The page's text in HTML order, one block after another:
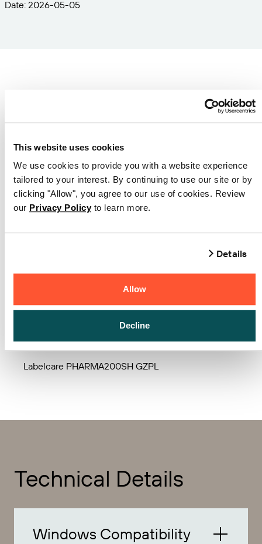
This website uses cookies
We use cookies to provide you with a website experience
tailored to your interest. By continuing to use our site or by
clicking "Allow", you agree to our use of cookies. Review
our Privacy Policyto learn more.
Details
Allow
Decline
Date: 2026-05-05
Sélectionnez une série
d’imprimantes pour
commencer, puis
choisissez votre
modèle d’imprimante
dans les listes ci-
Labelcare PHARMA200SH GZPL
Technical Details
Windows Compatibility